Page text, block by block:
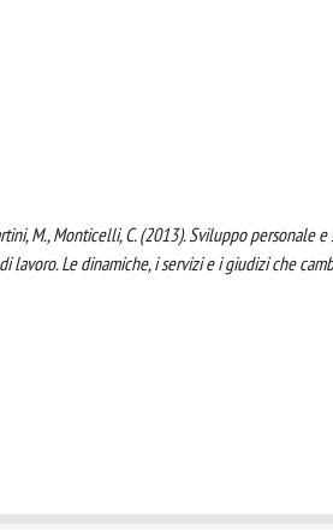
M., Monticelli, C. (2013). Sviluppo
lavoro. Le dinamiche, i servizi e i giudizi che